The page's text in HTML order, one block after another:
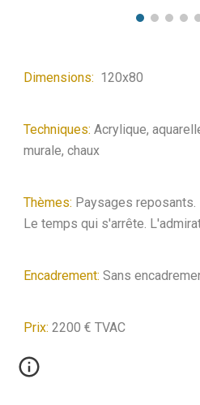
Dimensions: 120x80
Techniques:Acrylique,
murale, chaux
Thèmes: Paysages
Le temps qui s'arrête.
Encadrement:Sans
Prix:2200 € TVAC